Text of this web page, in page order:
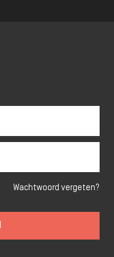
Wachtwoord vergeten?